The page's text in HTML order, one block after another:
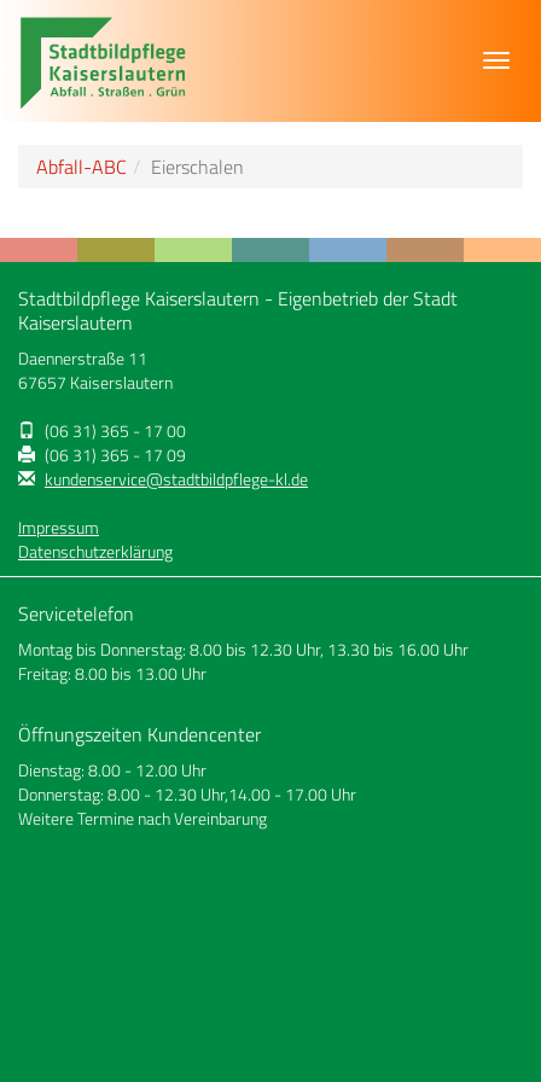
Abfall-ABC Eierschalen
Stadtbildpflege Kaiserslautern - Eigenbetrieb der Stadt
Kaiserslautern
Daennerstraße 11
67657 Kaiserslautern
(06 31) 365 - 17 00
(06 31) 365 - 17 09
kundenservice@stadtbildpflege-kl.de
Impressum
Datenschutzerklärung
Servicetelefon
Montag bis Donnerstag: 8.00 bis 12.30 Uhr, 13.30 bis 16.00 Uhr
Freitag: 8.00 bis 13.00 Uhr
Öffnungszeiten Kundencenter
Dienstag: 8.00 - 12.00 Uhr
Donnerstag: 8.00 - 12.30 Uhr,14.00 - 17.00 Uhr
Weitere Termine nach Vereinbarung